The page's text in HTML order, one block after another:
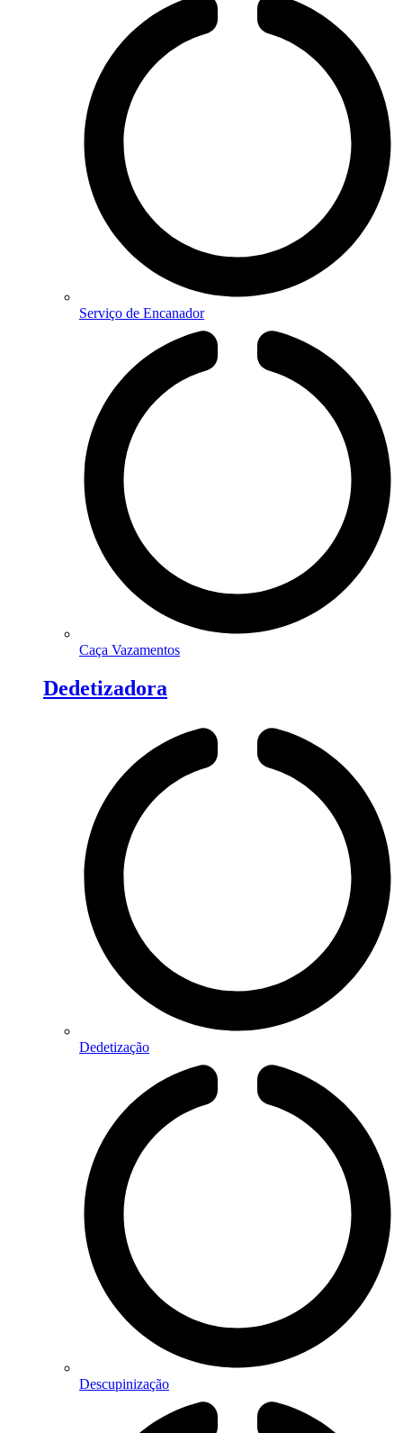
Serviço de Encanador
Caça Vazamentos
Dedetizadora
Dedetização
Descupinização